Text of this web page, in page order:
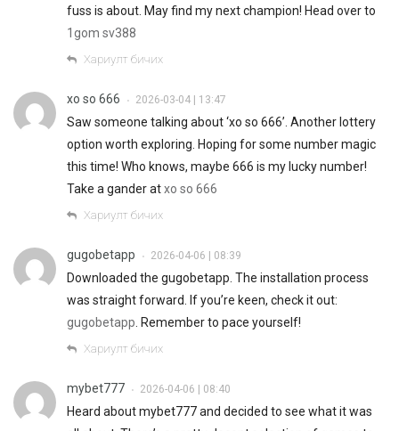
fuss is about. May find my next champion! Head over to
1gom sv388
Хариулт бичих
xo so 666 • 2026-03-04 | 13:47
Saw someone talking about ‘xo so 666’. Another lottery
option worth exploring. Hoping for some number magic
this time! Who knows, maybe 666 is my lucky number!
Take a gander atxo so 666
Хариулт бичих
gugobetapp • 2026-04-06 | 08:39
Downloaded the gugobetapp. The installation process
was straight forward. If you’re keen, check it out:
gugobetapp. Remember to pace yourself!
Хариулт бичих
mybet777 • 2026-04-06 | 08:40
Heard about mybet777 and decided to see what it was